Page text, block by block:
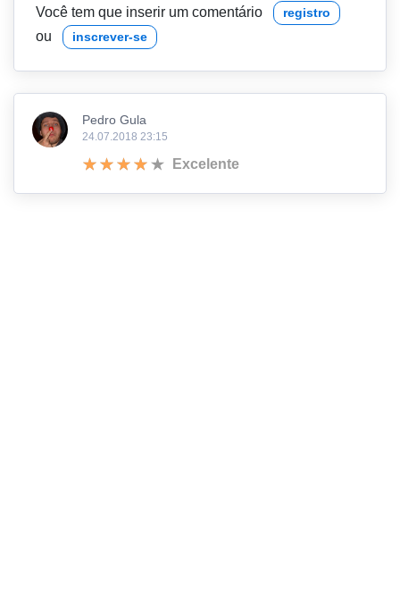
Você tem que inserir um comentário registro
ou inscrever-se
Pedro Gula
24.07.2018 23:15
Excelente